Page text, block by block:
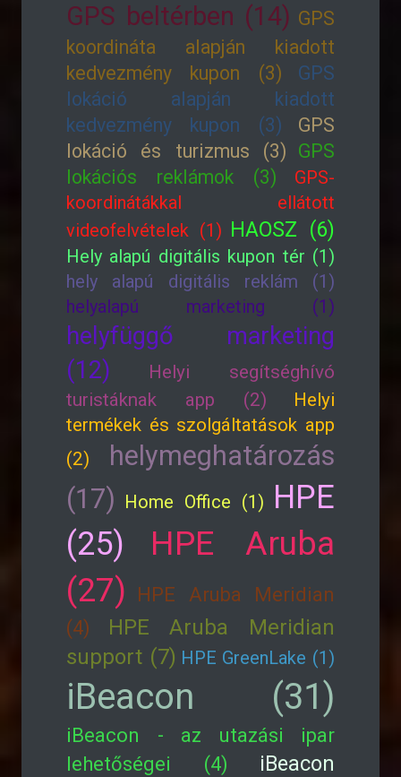
GPS beltérben (14) GPS
koordináta alapján kiadott
kedvezmény kupon (3)
GPS
lokáció alapján kiadott
kedvezmény kupon (3)
GPS
lokáció és turizmus (3) GPS
lokációs reklámok (3)
GPS-
koordinátákkal ellátott
videofelvételek (1) HAOSZ (6)
Hely alapú digitális kupon tér (1)
hely alapú digitális reklám (1)
helyalapú marketing (1)
helyfüggő marketing
(12)
Helyi segítséghívó
turistáknak app (2)
Helyi
termékek és szolgáltatások app
(2)
helymeghatározás
(17) Home Office (1) HPE
(25)
HPE Aruba
(27)
HPE Aruba Meridian
(4)
HPE Aruba Meridian
support (7) HPE GreenLake (1)
iBeacon (31)
iBeacon - az utazási ipar
lehetőségei (4)
iBeacon